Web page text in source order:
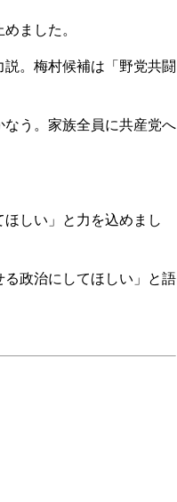
ました。
。梅村候補は「野党共闘
う。家族全員に共産党へ
しい」と力を込めまし
政治にしてほしい」と語